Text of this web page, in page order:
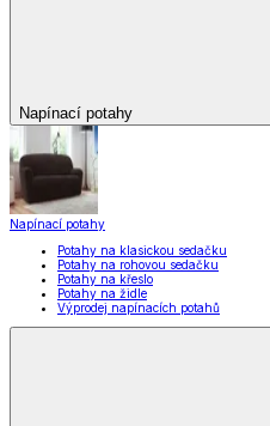
Napínací potahy
Napínací potahy
Potahy na klasickou sedačku
Potahy na rohovou sedačku
Potahy na křeslo
Potahy na židle
Výprodej napínacích potahů